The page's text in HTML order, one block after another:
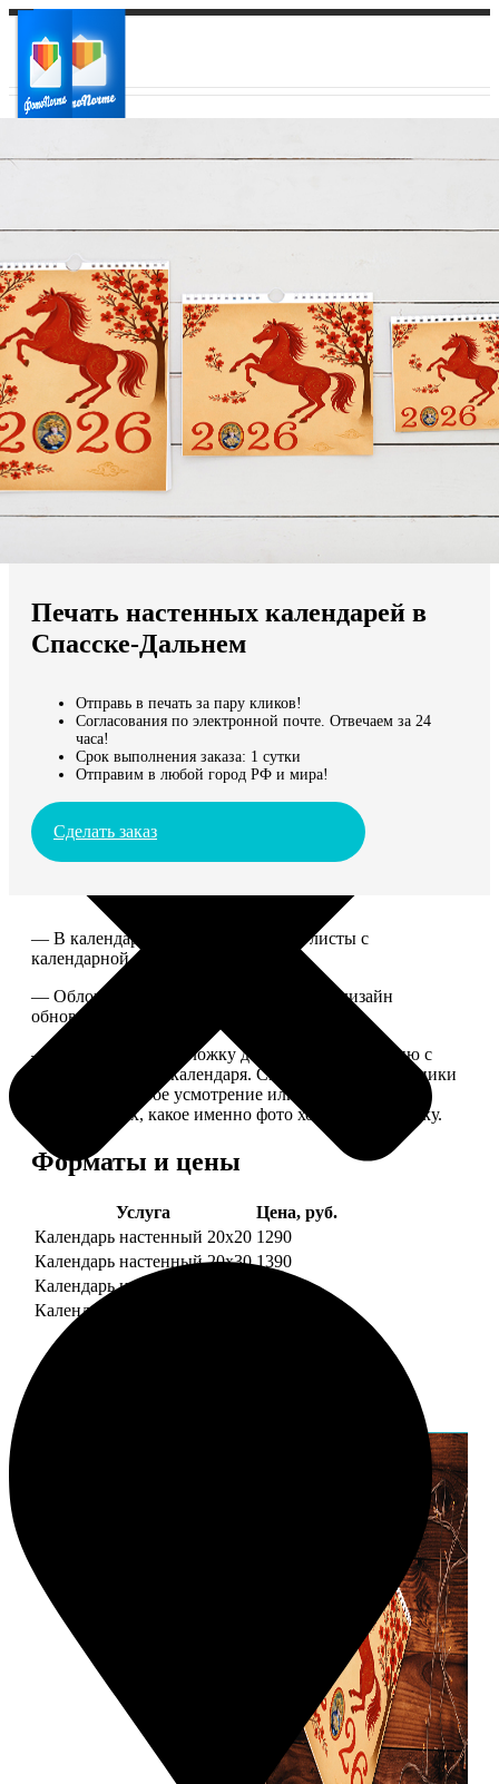
Ваш регион доставки
Выберите из списка:
Мы доставляем по всему миру
Продолжить без города
Печать настенных календарей в
Спасске-Дальнем
Отправь в печать за пару кликов!
Согласования по электронной почте. Отвечаем за 24
часа!
Срок выполнения заказа: 1 сутки
Отправим в любой город РФ и мира!
Сделать заказ
— В календаре 13 листов: обложка+листы с
календарной сеткой.
— Обложка для календаря стандартная, дизайн
обновляем каждый год.
— В кружочек на обложку добавляем фотографию с
одной из страниц календаря. Снимок наши сотрудники
выбирают на свое усмотрение или пишите в
комментариях, какое именно фото хотите на обложку.
Форматы и цены
Услуга
Цена, руб.
Календарь настенный 20х20 1290
Календарь настенный 20х30 1390
Календарь настенный 30х30
Календарь настенный 30х40